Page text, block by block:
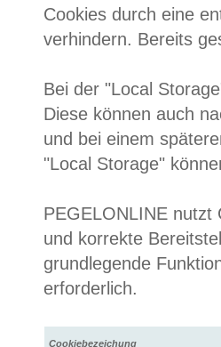
Cookies durch eine
verhindern. Bereits
Bei der "Local
Diese können auch
und bei einem
"Local Storage"
PEGELONLINE nutzt
und korrekte
grundlegende
erforderlich.
Cookiebezeichung